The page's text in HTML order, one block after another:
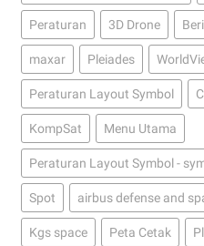
Peraturan 3D Drone
maxar Pleiades
Peraturan Layout Symbol
KompSat Menu Utama
Peraturan Layout Symbol -
Spot airbus defense and
Kgs space Peta Cetak